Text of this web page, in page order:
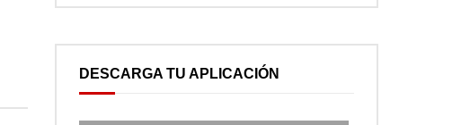
DESCARGA TU APLICACIÓN